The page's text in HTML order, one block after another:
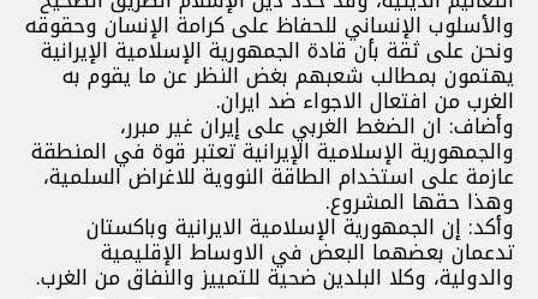
والأسلوب الإنساني للحفاظ على كرامة الإنسان وحقوقه
ونحن على ثقة بأن قادة الجمهورية الإسلامية الإيرانية
يهتمون بمطالب شعبهم بغض النظر عن ما يقوم به
الغرب من افتعال الاجواء ضد ايران.
وأضاف: ان الضغط الغربي على إيران غير مبرر،
والجمهورية الإسلامية الإيرانية تعتبر قوة في المنطقة
عازمة على استخدام الطاقة النووية للاغراض السلمية،
وهذا حقها المشروع.
وأكد: إن الجمهورية الإسلامية الايرانية وباكستان
تدعمان بعضهما البعض في الاوساط الإقليمية
والدولية، وكلا البلدين ضحية للتمييز والنفاق من الغرب.